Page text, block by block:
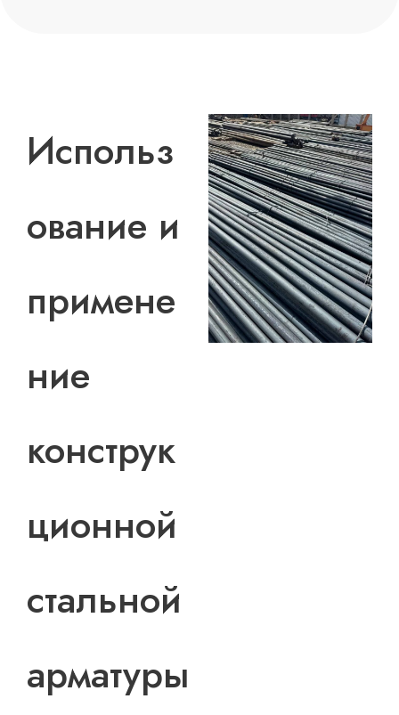
Использ
ование и
примене
ние
конструк
ционной
стальной
арматуры